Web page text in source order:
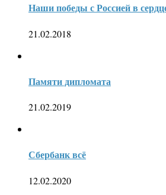
Наши победы с Россией в
21.02.2018
Памяти дипломата
21.02.2019
Сбербанк всё
12.02.2020